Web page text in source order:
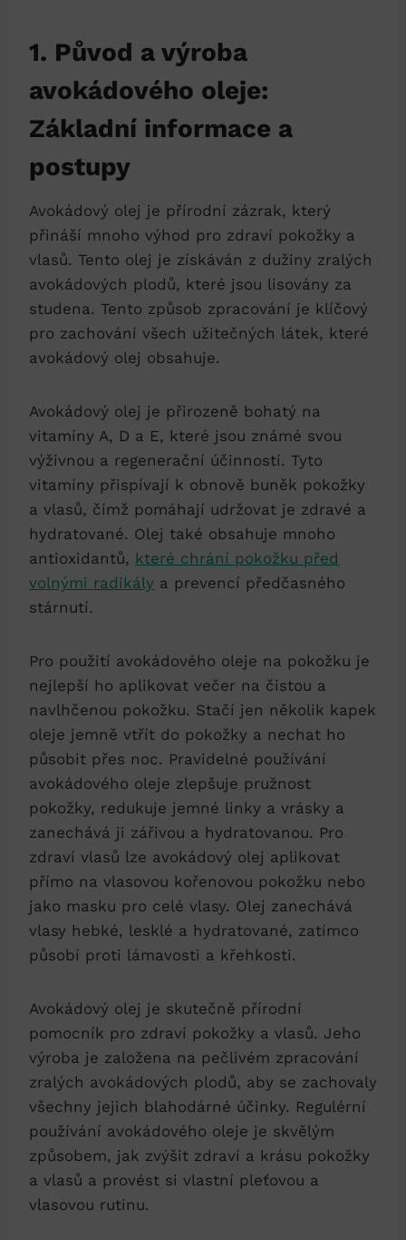
1. Původ a výroba
avokádového oleje:
Základní informace a
postupy
Avokádový olej je přírodní zázrak, který
přináší mnoho výhod pro zdraví pokožky a
vlasů. Tento olej je získáván z dužiny zralých
avokádových plodů, které jsou lisovány za
studena. Tento způsob zpracování je klíčový
pro zachování všech užitečných látek, které
avokádový olej obsahuje.
Avokádový olej je přirozeně bohatý na
vitamíny A, D a E, které jsou známé svou
výživnou a regenerační účinností. Tyto
vitamíny přispívají k obnově buněk pokožky
a vlasů, čímž pomáhají udržovat je zdravé a
hydratované. Olej také obsahuje mnoho
antioxidantů, které chrání pokožku před
volnými radikály a prevencí předčasného
stárnutí.
Pro použití avokádového oleje na pokožku je
nejlepší ho aplikovat večer na čistou a
navlhčenou pokožku. Stačí jen několik kapek
oleje jemně vtřít do pokožky a nechat ho
působit přes noc. Pravidelné používání
avokádového oleje zlepšuje pružnost
pokožky, redukuje jemné linky a vrásky a
zanechává ji zářivou a hydratovanou. Pro
zdraví vlasů lze avokádový olej aplikovat
přímo na vlasovou kořenovou pokožku nebo
jako masku pro celé vlasy. Olej zanechává
vlasy hebké, lesklé a hydratované, zatímco
působí proti lámavosti a křehkosti.
Avokádový olej je skutečně přírodní
pomocník pro zdraví pokožky a vlasů. Jeho
výroba je založena na pečlivém zpracování
zralých avokádových plodů, aby se zachovaly
všechny jejich blahodárné účinky. Regulérní
používání avokádového oleje je skvělým
způsobem, jak zvýšit zdraví a krásu pokožky
a vlasů a provést si vlastní pleťovou a
vlasovou rutinu.